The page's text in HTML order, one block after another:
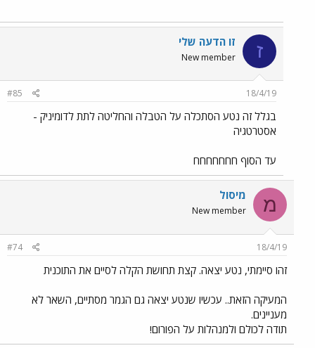
ז זו הדעה שלי
New member
18/4/19
#85
בגלל זה נטע הסתכלה על הטבלה והחליטה לתת לדומיניק -
אסטרטגיה
עד הסוף חחחחחחח
מ מיסול
New member
18/4/19
#74
זהו סיימתי, נטע יצאה. קצת תחושת הקלה לסיים את התוכנית
המעיקה הזאת.. עכשיו שנטע יצאה גם הגמר מסתיים, השאר לא
מעניינים.
תודה לכולם ולמנהלות על הפורום!